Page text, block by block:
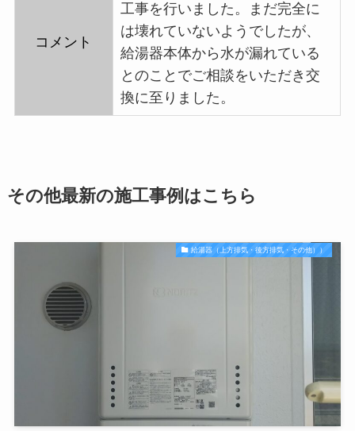
コメント
工事を行いました。まだ完全に
は壊れていないようでしたが、
給湯器本体から水が漏れている
とのことでご相談をいただき交
換に至りました。
その他最新の施工事例はこちら
給湯器（上方排気・後方排気・その他））